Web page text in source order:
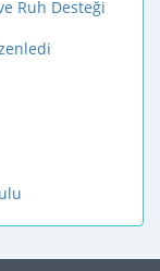
Ruh Desteği